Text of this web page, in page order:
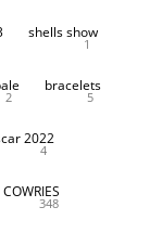
shells show
1
2
bracelets
5
2022
4
COWRIES
348